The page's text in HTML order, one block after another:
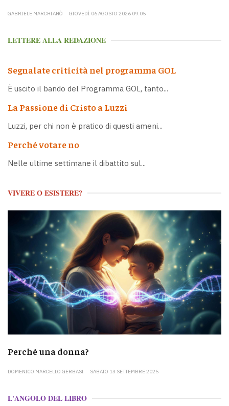
GABRIELE MARCHIANÒ GIOVEDÌ 06 AGOSTO 2026 09:05
LETTERE ALLA REDAZIONE
Segnalate criticità nel programma GOL
È uscito il bando del Programma GOL, tanto...
La Passione di Cristo a Luzzi
Luzzi, per chi non è pratico di questi ameni...
Perché votare no
Nelle ultime settimane il dibattito sul...
VIVERE O ESISTERE?
Perché una donna?
DOMENICO MARCELLO GERBASI SABATO 13 SETTEMBRE 2025
L'ANGOLO DEL LIBRO